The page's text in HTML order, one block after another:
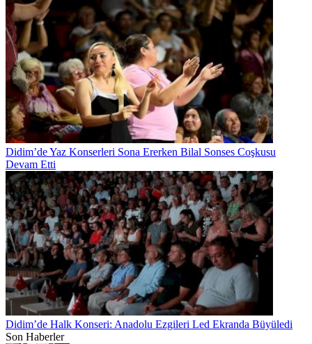
Didim’de Yaz Konserleri Sona Ererken Bilal Sonses Coşkusu
Devam Etti
Didim’de Halk Konseri: Anadolu Ezgileri Led Ekranda Büyüledi
Son Haberler